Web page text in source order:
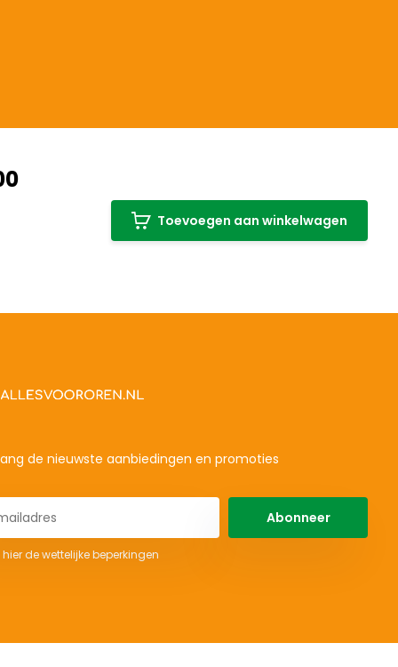
Toevoegen aan winkelwagen
de nieuwste aanbiedingen en promoties
Abonneer
hier de wettelijke beperkingen